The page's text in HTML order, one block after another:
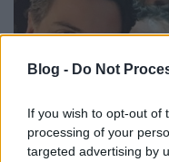
Blog - Do Not
If you wish to opt-out of
processing of your
targeted advertising by